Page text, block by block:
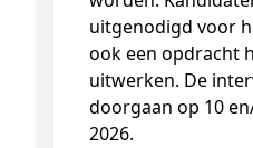
uitgenodigd voor
ook een opdracht
uitwerken. De
doorgaan op 10
2026.